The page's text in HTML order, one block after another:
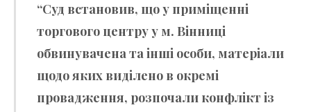
“Суд встановив, що у приміщенні
торгового центру у м. Вінниці
обвинувачена та інші особи, матеріали
щодо яких виділено в окремі
провадження, розпочали конфлікт із